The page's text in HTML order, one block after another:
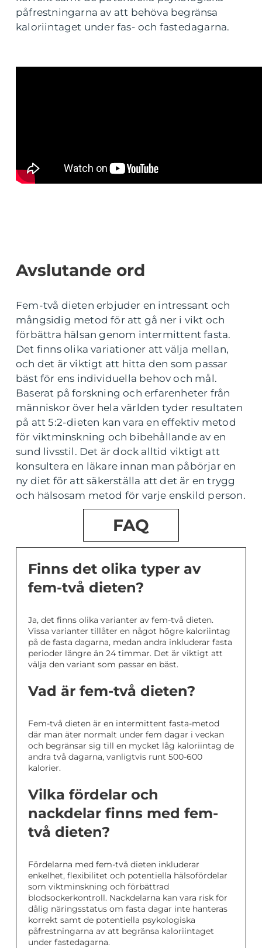
påfrestningarna av att behöva begränsa
kaloriintaget under fas- och fastedagarna.
Avslutande ord
Fem-två dieten erbjuder en intressant och
mångsidig metod för att gå ner i vikt och
förbättra hälsan genom intermittent fasta.
Det finns olika variationer att välja mellan,
och det är viktigt att hitta den som passar
bäst för ens individuella behov och mål.
Baserat på forskning och erfarenheter från
människor över hela världen tyder resultaten
på att 5:2-dieten kan vara en effektiv metod
för viktminskning och bibehållande av en
sund livsstil. Det är dock alltid viktigt att
konsultera en läkare innan man påbörjar en
ny diet för att säkerställa att det är en trygg
och hälsosam metod för varje enskild person.
FAQ
Finns det olika typer av
fem-två dieten?
Ja, det finns olika varianter av fem-två dieten.
Vissa varianter tillåter en något högre kaloriintag
på de fasta dagarna, medan andra inkluderar fasta
perioder längre än 24 timmar. Det är viktigt att
välja den variant som passar en bäst.
Vad är fem-två dieten?
Fem-två dieten är en intermittent fasta-metod
där man äter normalt under fem dagar i veckan
och begränsar sig till en mycket låg kaloriintag de
andra två dagarna, vanligtvis runt 500-600
kalorier.
Vilka fördelar och
nackdelar finns med fem-
två dieten?
Fördelarna med fem-två dieten inkluderar
enkelhet, flexibilitet och potentiella hälsofördelar
som viktminskning och förbättrad
blodsockerkontroll. Nackdelarna kan vara risk för
dålig näringsstatus om fasta dagar inte hanteras
korrekt samt de potentiella psykologiska
påfrestningarna av att begränsa kaloriintaget
under fastedagarna.